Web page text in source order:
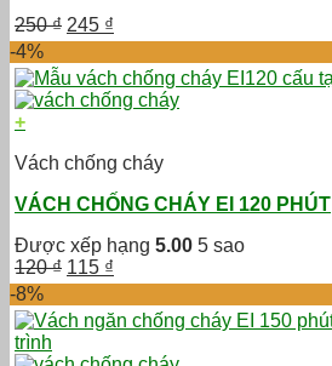
250₫ Giá
gốc
là:
250 ₫.
245 ₫
hiện
tại
là:
245 ₫.
-4%
+
Vách chống cháy
VÁCH CHỐNG CHÁY EI 120 PHÚT
Được xếp hạng 5.00 5 sao
120₫ Giá
gốc
là:
120 ₫.
115 ₫
hiện
tại
là:
115 ₫.
-8%